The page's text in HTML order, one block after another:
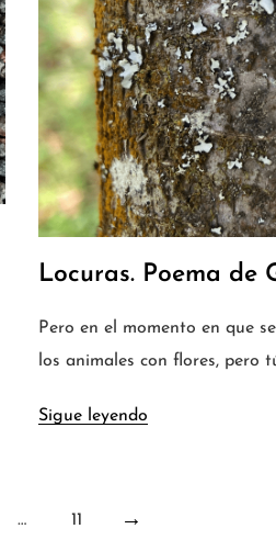
Locuras. Poema de
Pero en el momento en que
los animales con flores, pero
Sigue leyendo
… 11